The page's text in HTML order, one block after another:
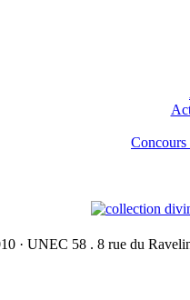
· UNEC 58 . 8 rue du